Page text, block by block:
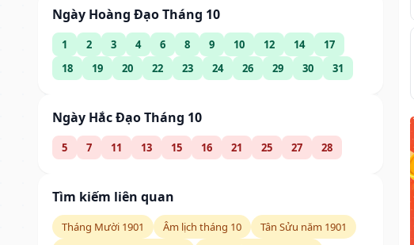
Ngày Hoàng Đạo Tháng 10
1 2 3 4 6 8 9 10 12 14
17
18
19 20 22 23 24 26 29 30 31
Ngày Hắc Đạo Tháng 10
5 7 11 13 15 16 21 25 27 28
Tìm kiếm liên quan
Tháng Mười 1901 Âm lịch tháng 10
Tân Sửu năm 1901